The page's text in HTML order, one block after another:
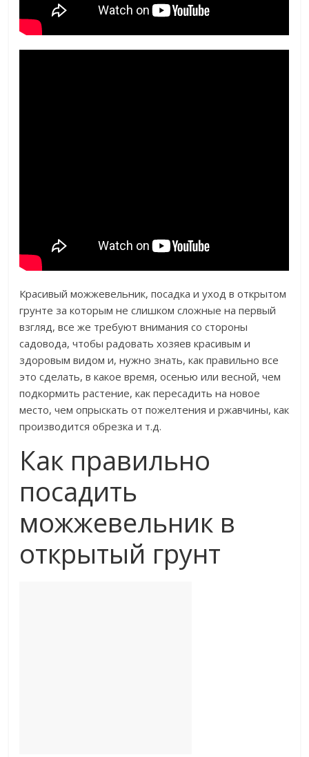
Красивый можжевельник, посадка и уход в открытом
грунте за которым не слишком сложные на первый
взгляд, все же требуют внимания со стороны
садовода, чтобы радовать хозяев красивым и
здоровым видом и, нужно знать, как правильно все
это сделать, в какое время, осенью или весной, чем
подкормить растение, как пересадить на новое
место, чем опрыскать от пожелтения и ржавчины, как
производится обрезка и т.д.
Как правильно
посадить
можжевельник в
открытый грунт